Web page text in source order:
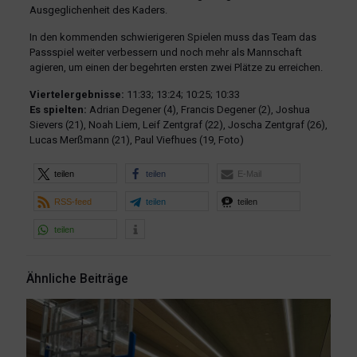
Ausgeglichenheit des Kaders.
In den kommenden schwierigeren Spielen muss das Team das
Passspiel weiter verbessern und noch mehr als Mannschaft
agieren, um einen der begehrten ersten zwei Plätze zu erreichen.
Viertelergebnisse: 11:33; 13:24; 10:25; 10:33
Es spielten: Adrian Degener (4), Francis Degener (2), Joshua
Sievers (21), Noah Liem, Leif Zentgraf (22), Joscha Zentgraf (26),
Lucas Merßmann (21), Paul Viefhues (19, Foto)
teilen teilen E-Mail
RSS-feed teilen teilen
teilen
Ähnliche Beiträge